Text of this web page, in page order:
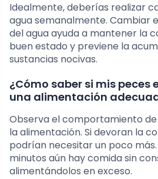
Idealmente, deberías realizar
agua semanalmente. Cambiar
del agua ayuda a mantener la
buen estado y previene la
sustancias nocivas.
¿Cómo saber si mis peces
una alimentación
Observa el comportamiento
la alimentación. Si devoran la
podrían necesitar un poco
minutos aún hay comida sin
alimentándolos en exceso.